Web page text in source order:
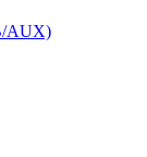
AUX)